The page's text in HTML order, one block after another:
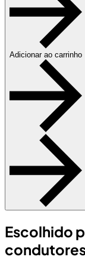
Adicionar ao carrinho
Escolhido